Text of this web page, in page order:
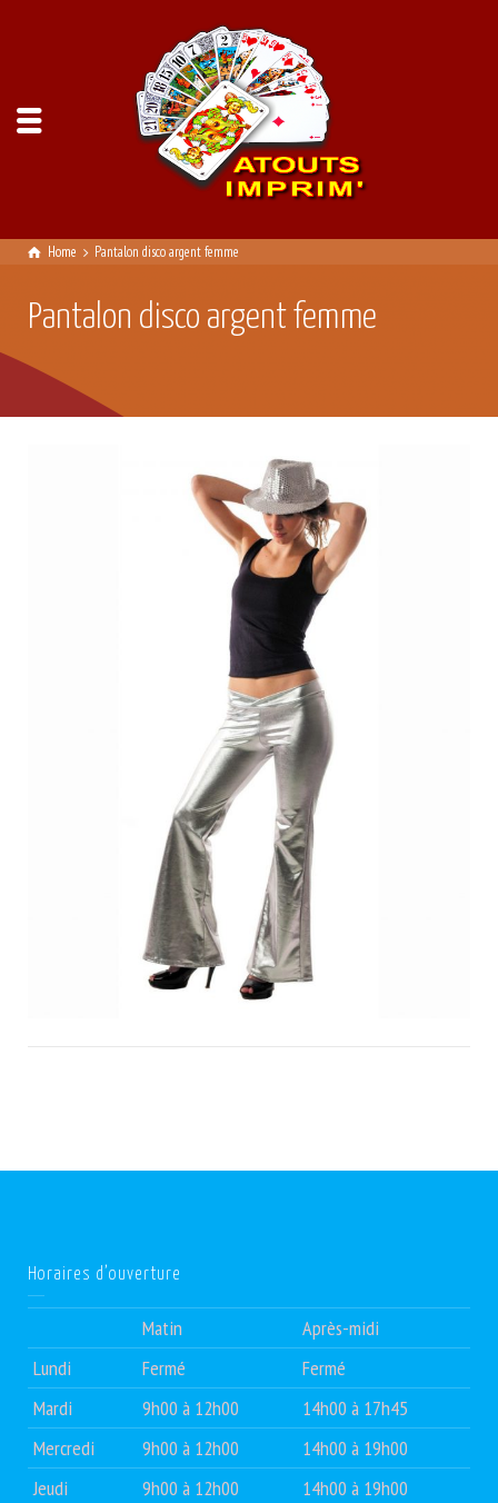
Home Pantalon disco argent femme
Pantalon disco argent femme
Horaires d’ouverture
Matin
Après-midi
Lundi
Fermé
Fermé
Mardi
9h00 à 12h00
14h00 à 17h45
Mercredi
9h00 à 12h00
14h00 à 19h00
Jeudi
9h00 à 12h00
14h00 à 19h00